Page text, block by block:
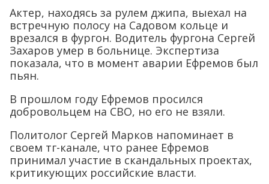
Актер, находясь за рулем джипа, выехал на
встречную полосу на Садовом кольце и
врезался в фургон. Водитель фургона Сергей
Захаров умер в больнице. Экспертиза
показала, что в момент аварии Ефремов был
пьян.
В прошлом году Ефремов просился
добровольцем на СВО, но его не взяли.
Политолог Сергей Марков напоминает в
своем тг-канале, что ранее Ефремов
принимал участие в скандальных проектах,
критикующих российские власти.